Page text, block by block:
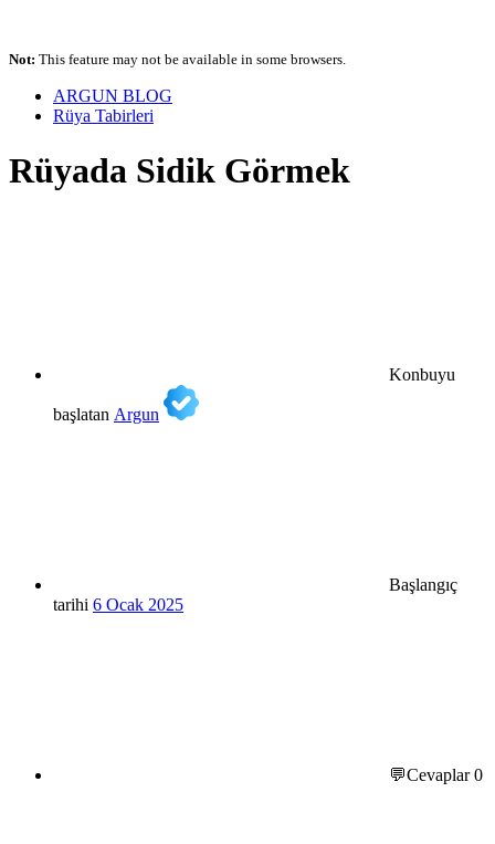
Not: This feature may not be available in some browsers.
ARGUN BLOG
Rüya Tabirleri
Rüyada Sidik Görmek
Konbuyu
başlatan Argun
Başlangıç
tarihi 6 Ocak 2025
💬Cevaplar0